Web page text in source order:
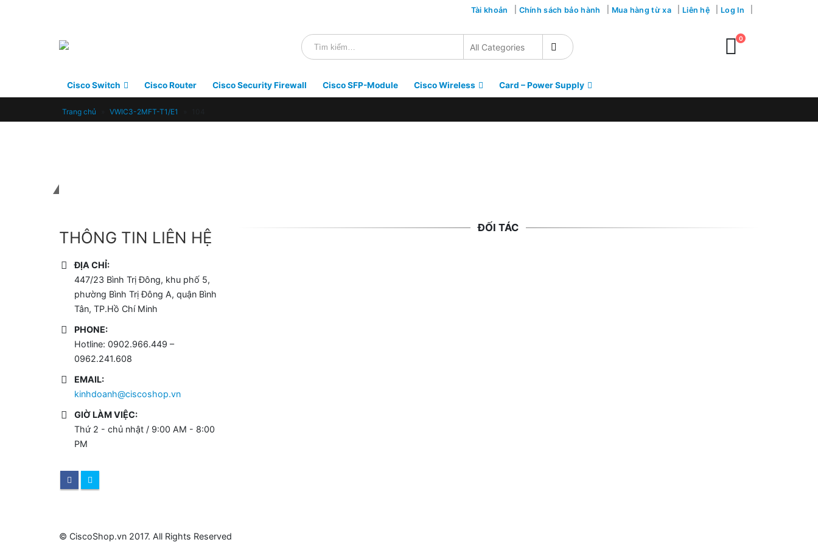
Tài khoản Chính sách bảo hành Mua hàng từ xa Liên hệ Log In
0
Cisco Switch Cisco Router Cisco Security Firewall Cisco SFP-Module Cisco Wireless Card – Power Supply
Trang chủ VWIC3-2MFT-T1/E1
THÔNG TIN LIÊN HỆ
ĐỊA CHỈ:
447/23 Bình Trị Đông, khu phố 5,
phường Bình Trị Đông A, quận Bình
Tân, TP.Hồ Chí Minh
PHONE:
Hotline: 0902.966.449 –
0962.241.608
EMAIL:
kinhdoanh@ciscoshop.vn
GIỜ LÀM VIỆC:
Thứ 2 - chủ nhật / 9:00 AM - 8:00
PM
ĐỐI TÁC
© CiscoShop.vn 2017. All Rights Reserved